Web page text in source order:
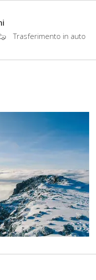
Trasferimento in auto